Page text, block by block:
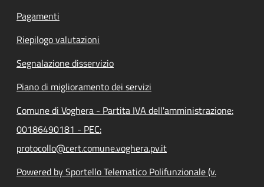
Pagamenti
Riepilogo valutazioni
Segnalazione disservizio
Piano di miglioramento dei servizi
Comune di Voghera - Partita IVA dell'amministrazione:
00186490181 - PEC:
protocollo@cert.comune.voghera.pv.it
Powered by Sportello Telematico Polifunzionale (v.